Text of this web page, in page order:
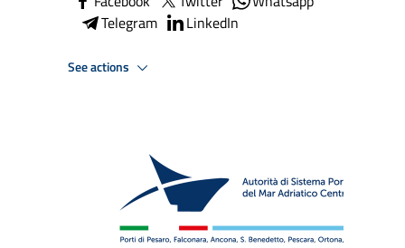
Telegram
LinkedIn
See actions